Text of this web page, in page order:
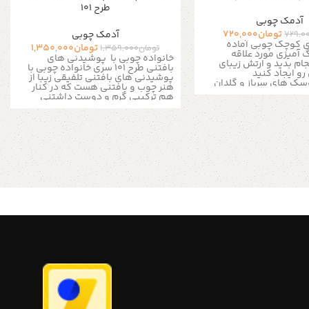
آدمک چوبی
تومان720,000
کوچک چوبی آماده
آمیزی مورد علاقه
بدید و ارتش زیبای
ایجاد کنید
های سرباز و گلدان
خاص را به ارمغان می
اجازه می دهد تا آنها
تمام قطعات صاف و
رسید.
کمک بگیرید و طرح ارتش
رو ایجاد کنیداین
چوبی جنس : چوب
ساده روشن اندازه : طول ۹ سانتی متر
عرض ۳ الی ۴ سانتی متر رنگ : همرنگ
نیم پلی استر برای رنگ
سایت pinterest را پیشنهاد میدهیم
طرح 101
آدمک چوبی
تومان1,359,000تومان1,350,000
خانواده چوبی با پوشیدنی های
بافتنی طرح 101 سری خانواده چوبی با
پوشیدنی های بافتنی تلفیقی زیبا از
هنر چوب و بافتنی هست که در کنار
هم ترکیبی گرم و دوست داشتنی
ایجاد کرده است این عروسک های
کوچک چوبی آماده هستند تا رنگ
آمیزی مورد علاقه خودتون را انجام بدید
و طرح های زیبای مورد نظرتون رو ایجاد
کنید از خلاقیتتون کمک بگیرید و طرح
رنگی مخصوص به خودتون رو ایجاد
کنید این مجموعه با ۷ عروسک عرضه
می شود. محصول : عروسک چوبی +
پوشیدنی های بافتنی جنس : چوب
۹ سانتی متر عرض ۳ الی ۴ سانتی متر
سانتی متر نی نی :طول ۴ سانتی متر
عرض ۲ الی ۳ سانتی متر رنگ : همرنگ
چوب بدن لایه نیم پلی استر برای رنگ
آمیزی آسان اگر شما به دنبال ایده های